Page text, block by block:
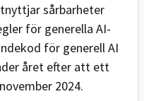
sårbarheter
för generella AI-
för generell AI
året efter att ett
2024.